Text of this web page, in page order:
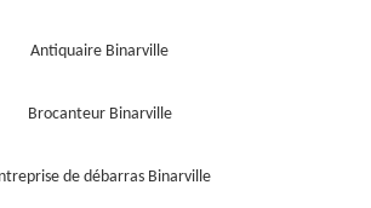
Antiquaire Binarville
Brocanteur Binarville
de débarras Binarville